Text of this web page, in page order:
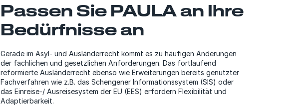
Passen Sie PAULA an Ihre
Bedürfnisse an
Gerade im Asyl- und Ausländerrecht kommt es zu häufigen Änderungen
der fachlichen und gesetzlichen Anforderungen. Das fortlaufend
reformierte Ausländerrecht ebenso wie Erweiterungen bereits genutzter
Fachverfahren wie z.B. das Schengener Informationssystem (SIS) oder
das Einreise-/ Ausreisesystem der EU (EES) erfordern Flexibilität und
Adaptierbarkeit.